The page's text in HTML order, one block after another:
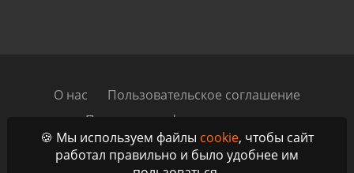
О нас
Пользовательское соглашение
Политика конфиденциальности
Автомобильный блог
Контакты
🍪 Мы используем файлы cookie, чтобы сайт
работал правильно и было удобнее им